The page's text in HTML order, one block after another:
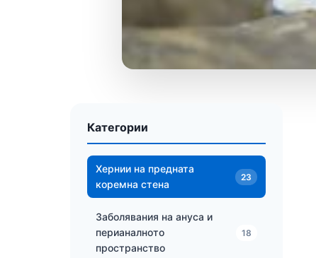
Категории
Хернии на предната
коремна стена
23
Заболявания на ануса и
перианалното
пространство
18